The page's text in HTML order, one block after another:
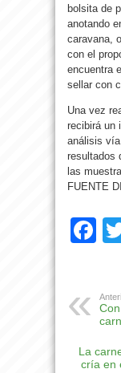
bolsita de
anotando
caravana,
con el
encuentra
sellar con
Una vez
recibirá un
análisis
resultados
las
FUENTE
La
cría en